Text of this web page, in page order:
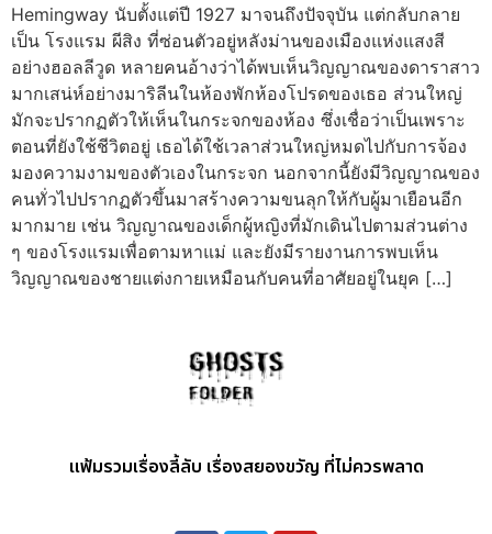
Hemingway นับตั้งแต่ปี 1927 มาจนถึงปัจจุบัน แต่กลับกลาย
เป็น โรงแรม ผีสิง ที่ซ่อนตัวอยู่หลังม่านของเมืองแห่งแสงสี
อย่างฮอลลีวูด หลายคนอ้างว่าได้พบเห็นวิญญาณของดาราสาว
มากเสน่ห์อย่างมาริลีนในห้องพักห้องโปรดของเธอ ส่วนใหญ่
มักจะปรากฏตัวให้เห็นในกระจกของห้อง ซึ่งเชื่อว่าเป็นเพราะ
ตอนที่ยังใช้ชีวิตอยู่ เธอได้ใช้เวลาส่วนใหญ่หมดไปกับการจ้อง
มองความงามของตัวเองในกระจก นอกจากนี้ยังมีวิญญาณของ
คนทั่วไปปรากฏตัวขึ้นมาสร้างความขนลุกให้กับผู้มาเยือนอีก
มากมาย เช่น วิญญาณของเด็กผู้หญิงที่มักเดินไปตามส่วนต่าง
ๆ ของโรงแรมเพื่อตามหาแม่ และยังมีรายงานการพบเห็น
วิญญาณของชายแต่งกายเหมือนกับคนที่อาศัยอยู่ในยุค […]
แฟ้มรวมเรื่องลี้ลับ เรื่องสยองขวัญ ที่ไม่ควรพลาด